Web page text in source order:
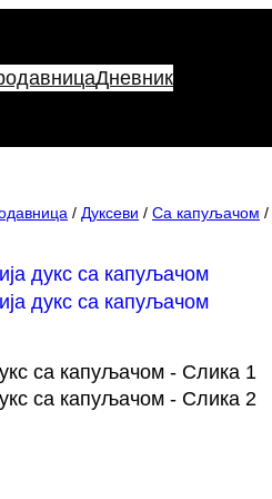
Дневник
/ Дуксеви / Са капуљачом /